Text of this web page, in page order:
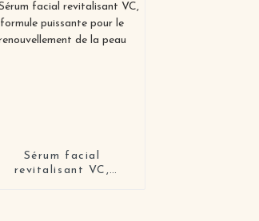
Sérum facial
revitalisant VC,